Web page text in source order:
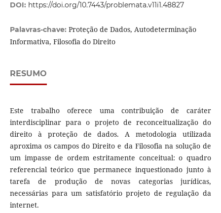
DOI: https://doi.org/10.7443/problemata.v11i1.48827
Palavras-chave: Proteção de Dados, Autodeterminação
Informativa, Filosofia do Direito
RESUMO
Este trabalho oferece uma contribuição de caráter
interdisciplinar para o projeto de reconceitualização do
direito à proteção de dados. A metodologia utilizada
aproxima os campos do Direito e da Filosofia na solução de
um impasse de ordem estritamente conceitual: o quadro
referencial teórico que permanece inquestionado junto à
tarefa de produção de novas categorias jurídicas,
necessárias para um satisfatório projeto de regulação da
internet.